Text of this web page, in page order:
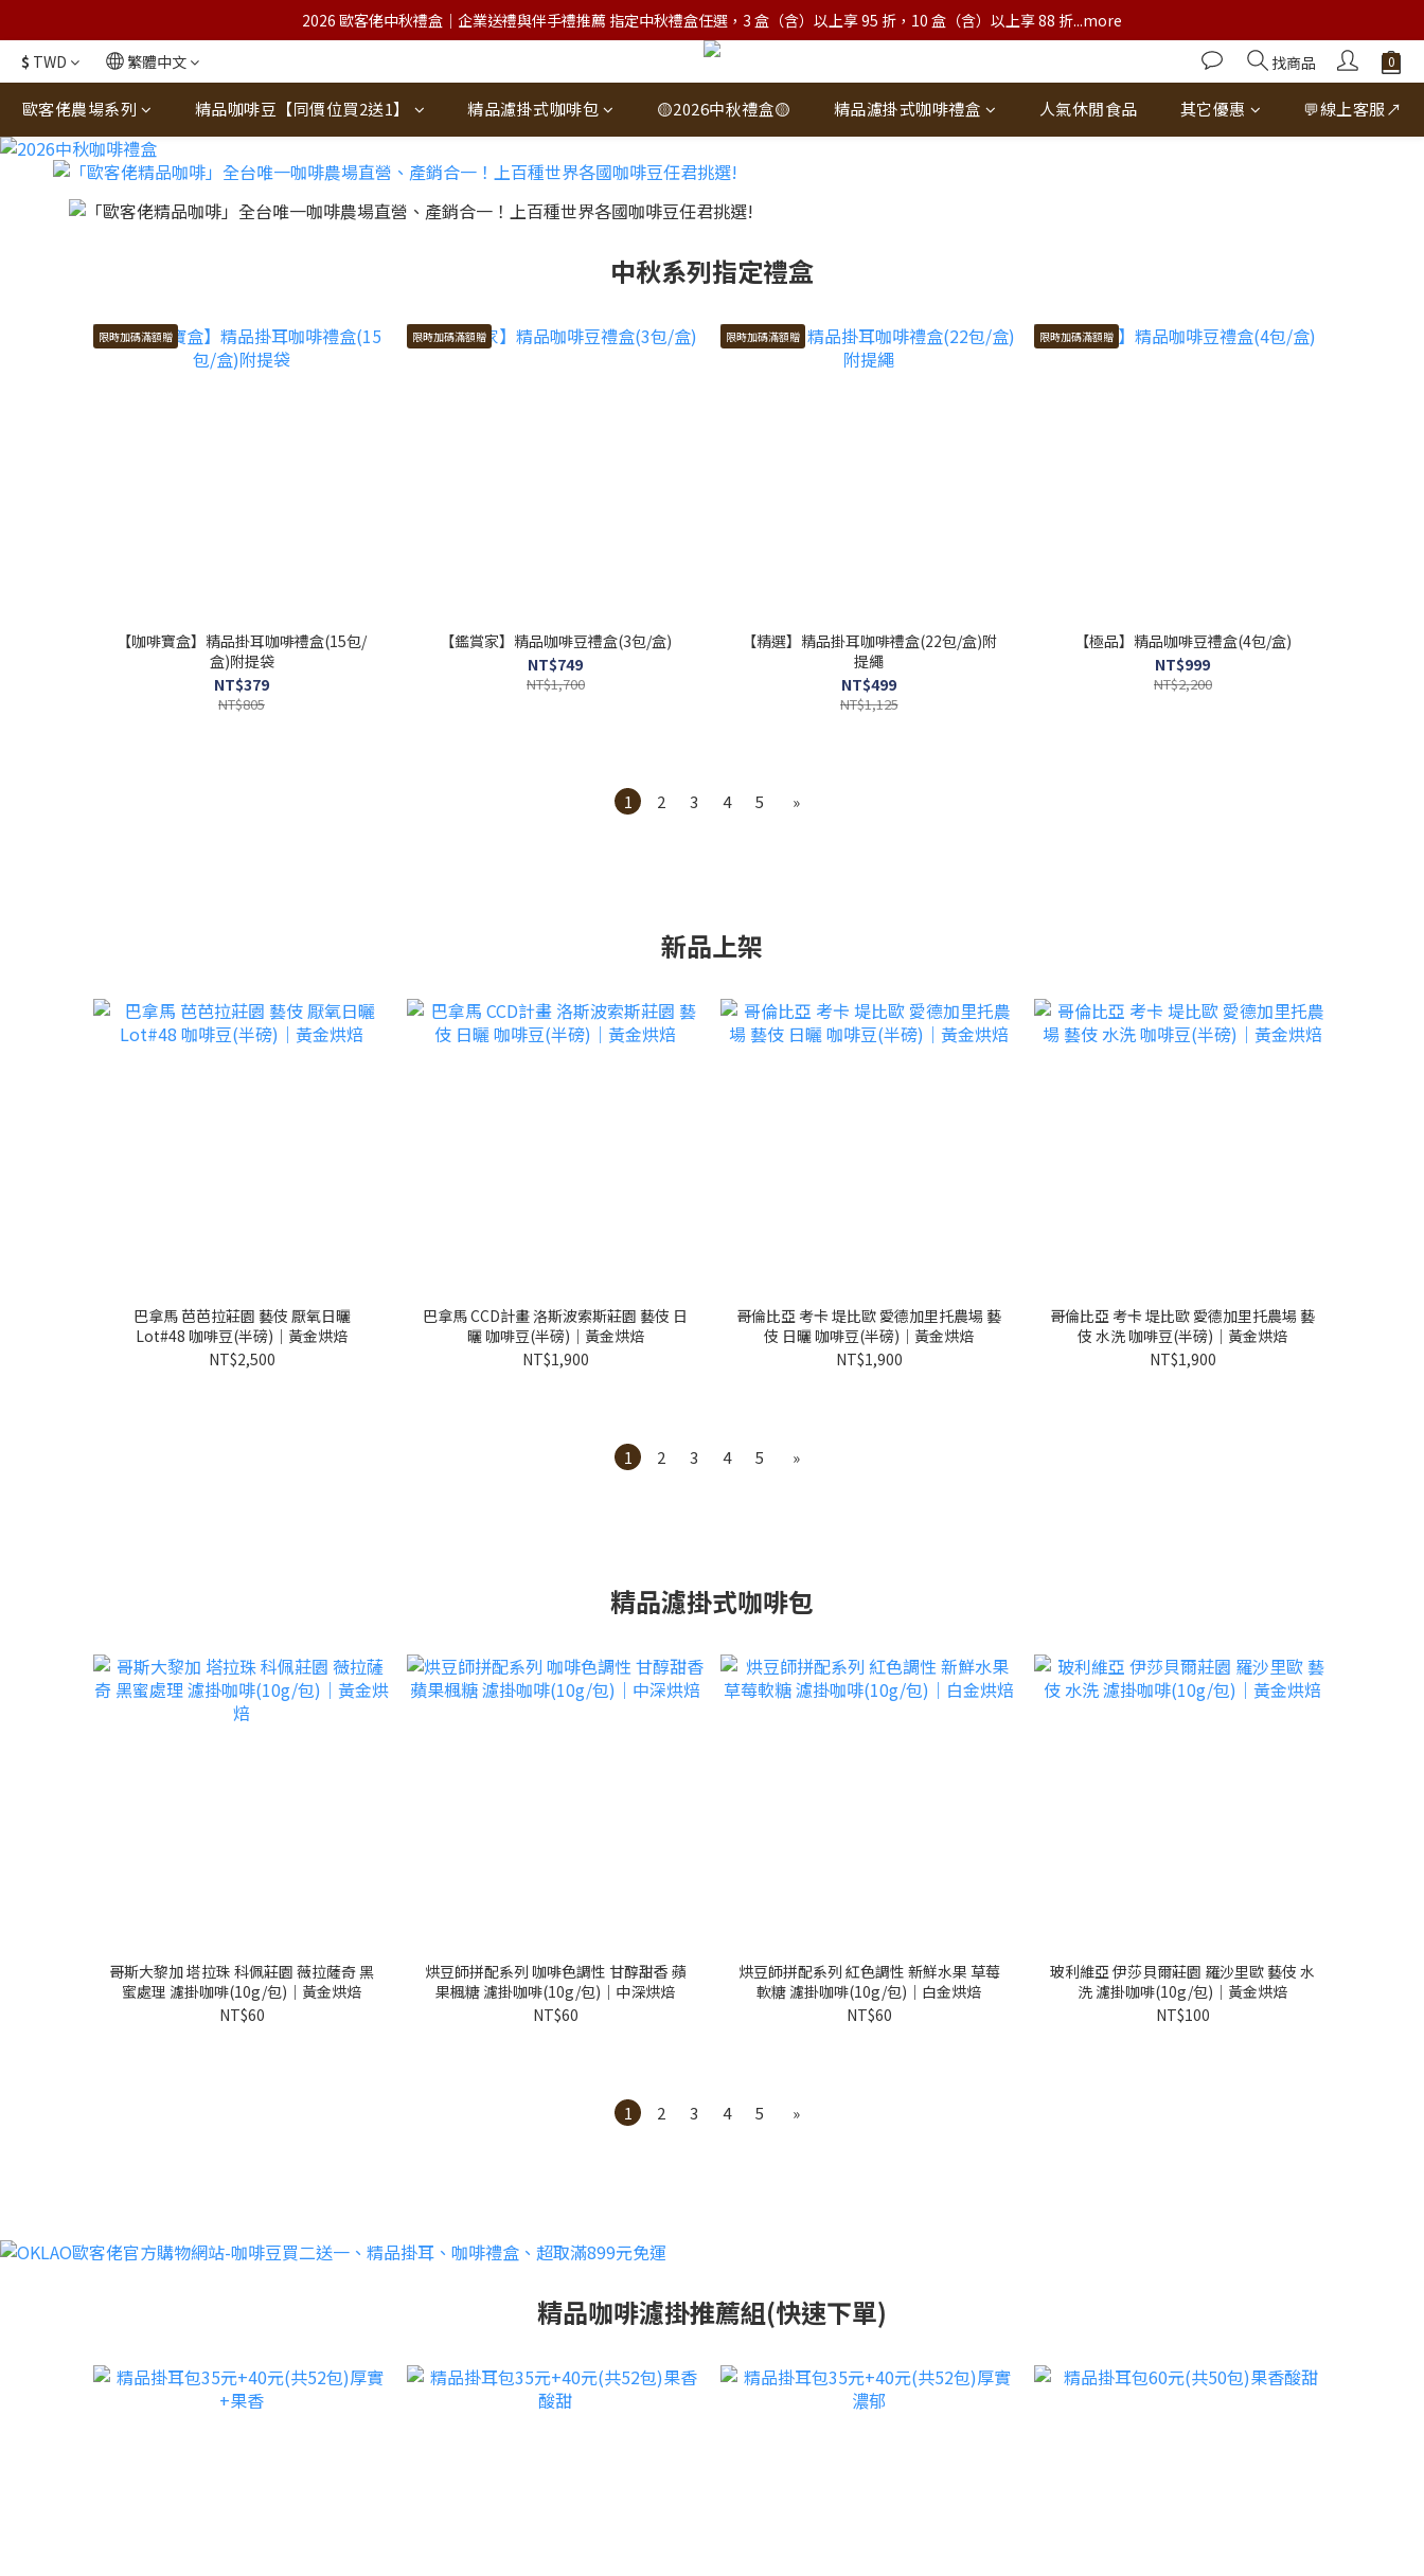
2026 歐客佬中秋禮盒｜企業送禮與伴手禮推薦 指定中秋禮盒任選，3 盒（含）以上享 95 折，10 盒（含）以上享 88 折...more
$ TWD 繁體中文 找商品
歐客佬農場系列 精品咖啡豆【同價位買2送1】 精品濾掛式咖啡包 🟡2026中秋禮盒🟡 精品濾掛式咖啡禮盒 人氣休閒食品 其它優惠 💬線上客服↗
中秋系列指定禮盒
限時加碼滿額贈
【咖啡寶盒】精品掛耳咖啡禮盒(15包/
盒)附提袋
NT$379
NT$805
限時加碼滿額贈
【鑑賞家】精品咖啡豆禮盒(3包/盒)
NT$749
NT$1,700
限時加碼滿額贈
【精選】精品掛耳咖啡禮盒(22包/盒)附
提繩
NT$499
NT$1,125
限時加碼滿額贈
【極品】精品咖啡豆禮盒(4包/盒)
NT$999
NT$2,200
1 2 3 4 5 »
新品上架
巴拿馬 芭芭拉莊園 藝伎 厭氧日曬
Lot#48 咖啡豆(半磅)｜黃金烘焙
NT$2,500
巴拿馬 CCD計畫 洛斯波索斯莊園 藝伎 日
曬 咖啡豆(半磅)｜黃金烘焙
NT$1,900
哥倫比亞 考卡 堤比歐 愛德加里托農場 藝
伎 日曬 咖啡豆(半磅)｜黃金烘焙
NT$1,900
哥倫比亞 考卡 堤比歐 愛德加里托農場 藝
伎 水洗 咖啡豆(半磅)｜黃金烘焙
NT$1,900
1 2 3 4 5 »
精品濾掛式咖啡包
哥斯大黎加 塔拉珠 科佩莊園 薇拉薩奇 黑
蜜處理 濾掛咖啡(10g/包)｜黃金烘焙
NT$60
烘豆師拼配系列 咖啡色調性 甘醇甜香 蘋
果楓糖 濾掛咖啡(10g/包)｜中深烘焙
NT$60
烘豆師拼配系列 紅色調性 新鮮水果 草莓
軟糖 濾掛咖啡(10g/包)｜白金烘焙
NT$60
玻利維亞 伊莎貝爾莊園 羅沙里歐 藝伎 水
洗 濾掛咖啡(10g/包)｜黃金烘焙
NT$100
1 2 3 4 5 »
精品咖啡濾掛推薦組(快速下單)